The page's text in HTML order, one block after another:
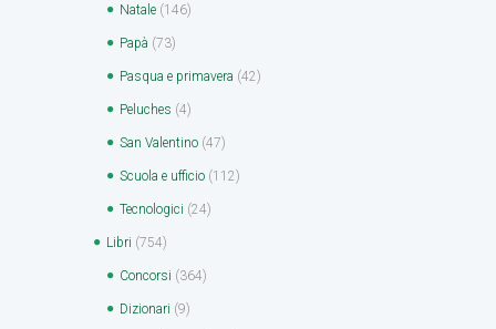
Natale (146)
Papà (73)
Pasqua e primavera (42)
Peluches (4)
San Valentino (47)
Scuola e ufficio (112)
Tecnologici (24)
Libri (754)
Concorsi (364)
Dizionari (9)